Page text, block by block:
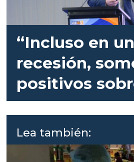
“Incluso en
recesión,
positivos
industria del
chileno”
Lea también: